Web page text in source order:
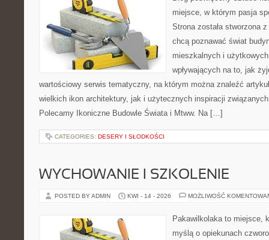
miejsce, w którym pasja
Strona została stworzona
chcą poznawać świat
mieszkalnych i
wpływających na to, jak
wartościowy serwis tematyczny, na którym można znaleźć
wielkich ikon architektury, jak i użytecznych inspiracji
Polecamy Ikoniczne Budowle Świata i Mtww. Na […]
CATEGORIES: DESERY I SŁODKOŚCI
WYCHOWANIE I SZKOLENIE
POSTED BY ADMIN KWI - 14 - 2026 MOŻLIWOŚĆ
Pakawilkolaka to miejsce,
myślą o opiekunach